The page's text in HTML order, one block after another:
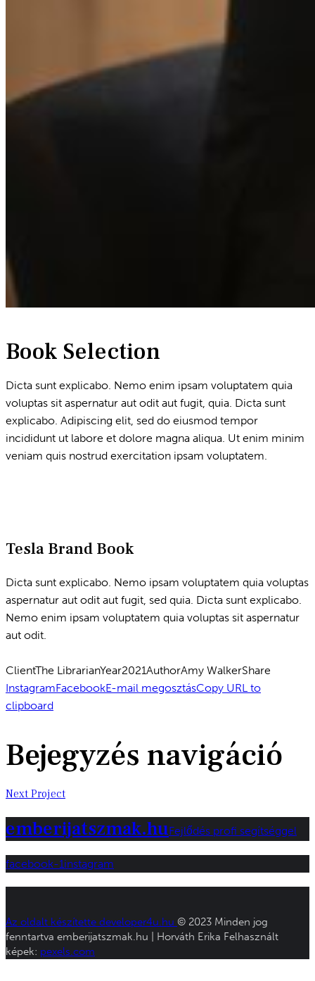
Book Selection
Dicta sunt explicabo. Nemo enim ipsam voluptatem quia
voluptas sit aspernatur aut odit aut fugit, quia. Dicta sunt
explicabo. Adipiscing elit, sed do eiusmod tempor
incididunt ut labore et dolore magna aliqua. Ut enim minim
veniam quis nostrud exercitation ipsam voluptatem.
Tesla Brand Book
Dicta sunt explicabo. Nemo ipsam voluptatem quia voluptas
aspernatur aut odit aut fugit, sed quia. Dicta sunt explicabo.
Nemo enim ipsam voluptatem quia voluptas sit aspernatur
aut odit.
ClientThe LibrarianYear2021AuthorAmy WalkerShare
InstagramFacebookE-mail megosztásCopy URL to
clipboard
Bejegyzés navigáció
Next Project
emberijatszmak.huFejlődés profi segítséggel
facebook-1instagram
Az oldalt készítette developer4u.hu © 2023 Minden jog
fenntartva emberijatszmak.hu | Horváth Erika Felhasznált
képek: pexels.com